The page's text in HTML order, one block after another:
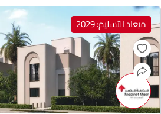
ميعاد التسليم: 2029